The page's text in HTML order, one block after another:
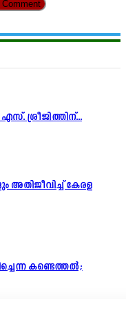
ശ്രീജിത്തിന്...
കേരള
കണ്ടെത്തൽ;